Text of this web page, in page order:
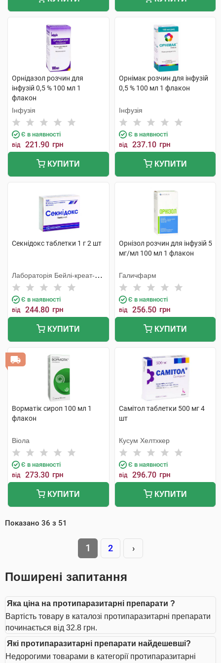
Орнідазол розчин для
інфузій 0,5 % 100 мл 1
флакон
Інфузія
Є в наявності
від 221.90 грн
КУПИТИ
Орнімак розчин для інфузій
0,5 % 100 мл 1 флакон
Інфузія
Є в наявності
від 237.10 грн
КУПИТИ
Секнідокс таблетки 1 г 2 шт
Лабораторія Бейлі-креат-
Вернуйє
Є в наявності
від 244.80 грн
КУПИТИ
Орнізол розчин для інфузій 5
мг/мл 100 мл 1 флакон
Галичфарм
Є в наявності
від 256.50 грн
КУПИТИ
Ворматік сироп 100 мл 1
флакон
Віола
Є в наявності
від 273.30 грн
КУПИТИ
Самітол таблетки 500 мг 4
шт
Кусум Хелтхкер
Є в наявності
від 296.70 грн
КУПИТИ
Показано 36 з 51
1 2 ›
Поширені запитання
Яка ціна на протипаразитарні препарати ?
Вартість товару в каталозі протипаразитарні препарати
починається від 32.8 грн.
Які протипаразитарні препарати найдешевші?
Недорогими товарами в категорії протипаразитарні